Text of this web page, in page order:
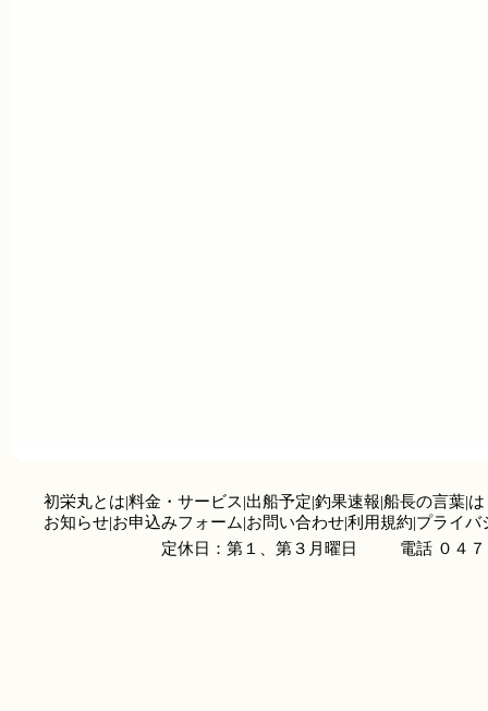
初栄丸とは|料金・サービス|出船予定|釣果速報|船長の言葉|
お知らせ|お申込みフォーム|お問い合わせ|利用規約|プライバ
定休日：第１、第３月曜日
電話 ０４